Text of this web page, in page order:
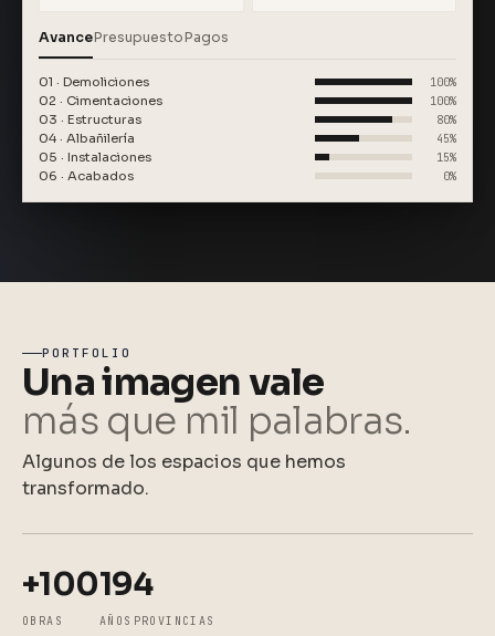
AvancePresupuestoPagos
01 · Demoliciones
100%
02 · Cimentaciones
100%
03 · Estructuras
80%
04 · Albañilería
45%
05 · Instalaciones
15%
06 · Acabados
0%
PORTFOLIO
Una imagen vale
más que mil palabras.
Algunos de los espacios que hemos
transformado.
+100
OBRAS
19
AÑOS
4
PROVINCIAS